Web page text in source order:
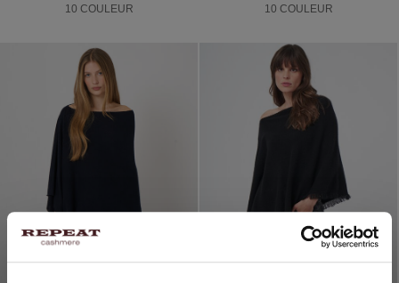
10 COULEUR
10 COULEUR